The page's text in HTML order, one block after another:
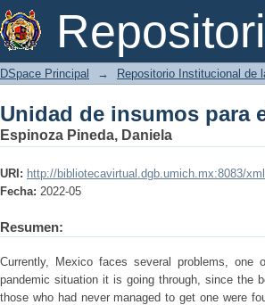
Unidad de insumos para
DSpace Principal → Repositorio Institucional de
Unidad de insumos para
Espinoza Pineda, Daniela
URI: http://bibliotecavirtual.dgb.umich.mx:8083/
Fecha: 2022-05
Resumen:
Currently, Mexico faces several problems,
pandemic situation it is going through, since the
those who had never managed to get one were